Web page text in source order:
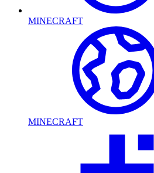
MINECRAFT
MINECRAFT